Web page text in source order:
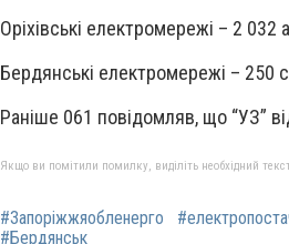
Оріхівські електромережі – 2 032
Бердянські електромережі – 250
Раніше 061 повідомляв, що “УЗ”
Якщо ви помітили помилку, виділіть необхідний
#Запоріжжяобленерго
#Бердянськ